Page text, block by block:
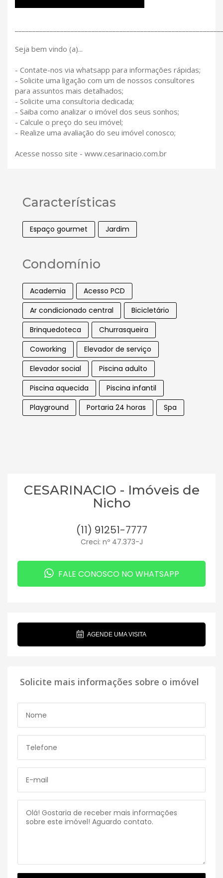
Seja bem vindo (a)...
- Contate-nos via whatsapp para informações rápidas;
- Solicite uma ligação com um de nossos consultores
para assuntos mais detalhados;
- Solicite uma consultoria dedicada;
- Saiba como analizar o imóvel dos seus sonhos;
- Calcule o preço do seu imóvel;
- Realize uma avaliação do seu imóvel conosco;
Acesse nosso site - www.cesarinacio.com.br
Características
Espaço gourmet Jardim
Condomínio
Academia
Acesso PCD
Ar condicionado central
Bicicletário
Brinquedoteca
Churrasqueira
Coworking
Elevador de serviço
Elevador social
Piscina adulto
Piscina aquecida
Piscina infantil
Playground
Portaria 24 horas Spa
CESARINACIO - Imóveis de
Nicho
(11) 91251-7777
Creci: nº 47.373-J
FALE CONOSCO NO WHATSAPP
AGENDE UMA VISITA
Solicite mais informações sobre o imóvel